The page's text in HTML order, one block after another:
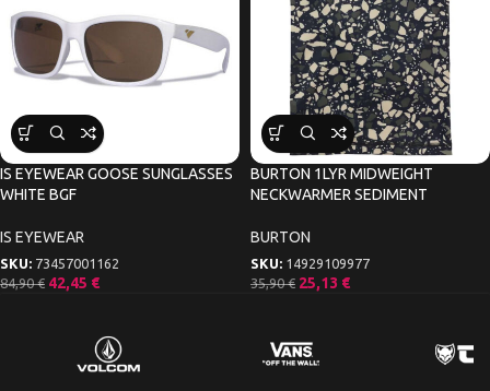
IS EYEWEAR GOOSE SUNGLASSES
WHITE BGF
IS EYEWEAR
SKU: 73457001162
84,90€ 42,45 €
BURTON 1LYR MIDWEIGHT
NECKWARMER SEDIMENT
BURTON
SKU: 14929109977
35,90€ 25,13 €